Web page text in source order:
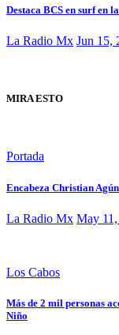
Destaca BCS en surf en
La Radio Mx Jun 15,
MIRA ESTO
Portada
Encabeza Christian
La Radio Mx May
Los Cabos
Más de 2 mil personas
Niño